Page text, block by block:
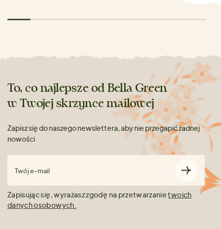
To, co najlepsze od Bella Green
w Twojej skrzynce mailowej
Zapisz się do naszego newslettera, aby nie przegapić żadnej
nowości
Twój e-mail
Zapisując się, wyrażasz zgodę na przetwarzanietwoich
danych osobowych.